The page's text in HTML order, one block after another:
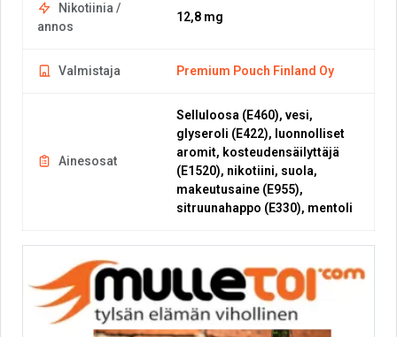
Nikotiinia /
annos
12,8 mg
Valmistaja Premium Pouch Finland Oy
Ainesosat
Selluloosa (E460), vesi,
glyseroli (E422), luonnolliset
aromit, kosteudensäilyttäjä
(E1520), nikotiini, suola,
makeutusaine (E955),
sitruunahappo (E330), mentoli